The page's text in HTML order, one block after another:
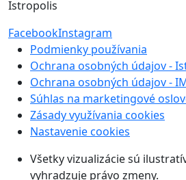
Istropolis
FacebookInstagram
Podmienky používania
Ochrana osobných údajov -
Ochrana osobných údajov -
Súhlas na marketingové
Zásady využívania cookies
Nastavenie cookies
Všetky vizualizácie sú
vyhradzuje právo zmeny.